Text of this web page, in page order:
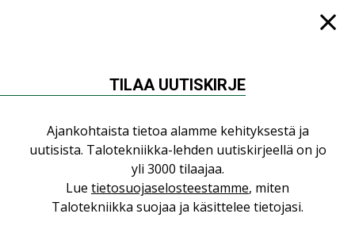
LEHDEN ARTIKKELIT,TILAAJILLE
KATSO KAIKKI
TILAA UUTISKIRJE
Ajankohtaista tietoa alamme kehityksestä ja
uutisista. Talotekniikka-lehden uutiskirjeellä on jo
yli 3000 tilaajaa.
Lue tietosuojaselosteestamme, miten
Talotekniikka suojaa ja käsittelee tietojasi.